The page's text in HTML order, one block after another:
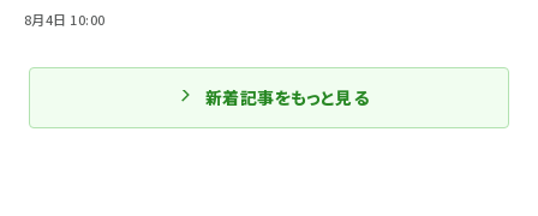
8月4日 10:00
新着記事をもっと見る